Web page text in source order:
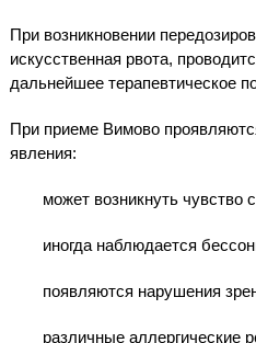
При возникновении
искусственная рвота,
дальнейшее терапевтическое
При приеме Вимово
явления:
может возникнуть чувство
иногда наблюдается
появляются нарушения
различные аллергические